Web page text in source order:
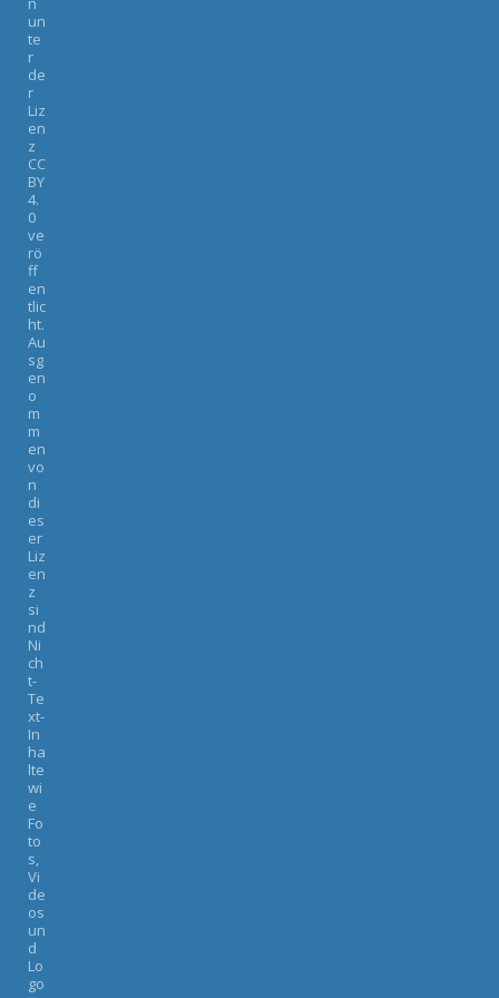
un
te
r
de
r
Liz
en
z
CC
BY
4.
0
ve
rö
ff
en
tlic
ht.
Au
sg
en
o
m
m
en
vo
n
di
es
er
Liz
en
z
si
nd
Ni
ch
t-
Te
xt-
In
ha
lte
wi
e
Fo
to
s,
Vi
de
os
un
d
Lo
go